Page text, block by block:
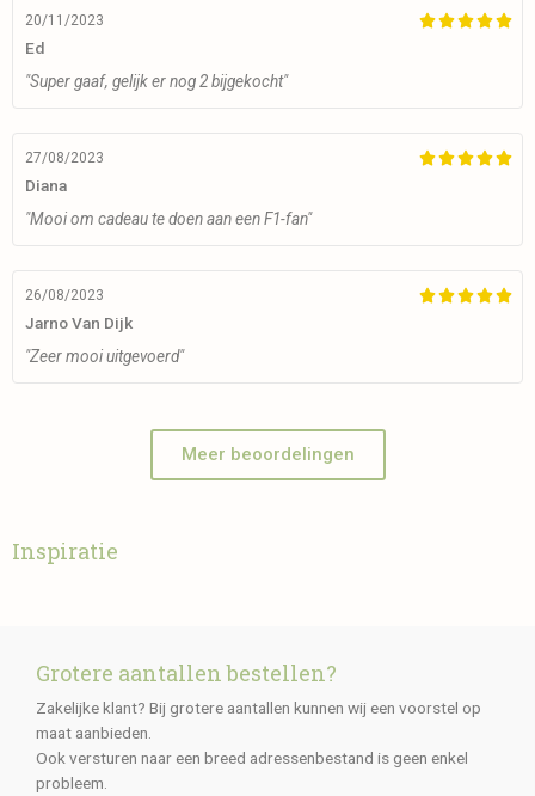

20/11/2023
Ed
"Super gaaf, gelijk er nog 2 bijgekocht"

27/08/2023
Diana
"Mooi om cadeau te doen aan een F1-fan"

26/08/2023
Jarno Van Dijk
"Zeer mooi uitgevoerd"
Meer beoordelingen
Inspiratie
Grotere aantallen bestellen?
Zakelijke klant? Bij grotere aantallen kunnen wij een voorstel op
maat aanbieden.
Ook versturen naar een breed adressenbestand is geen enkel
probleem.